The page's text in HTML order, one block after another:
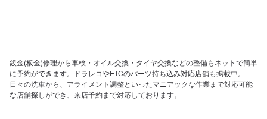
鈑金(板金)修理から車検・オイル交換・タイヤ交換などの整備もネットで簡単
に予約ができます。ドラレコやETCのパーツ持ち込み対応店舗も掲載中。
日々の洗車から、アライメント調整といったマニアックな作業まで対応可能
な店舗探しができ、来店予約まで対応しております。